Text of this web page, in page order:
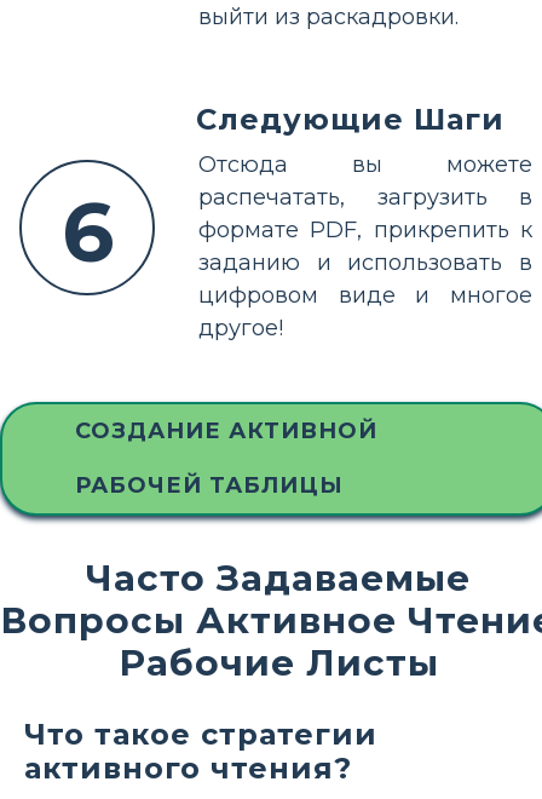
выйти из раскадровки.
6
Следующие Шаги
Отсюда вы можете
распечатать, загрузить в
формате PDF, прикрепить к
заданию и использовать в
цифровом виде и многое
другое!
СОЗДАНИЕ АКТИВНОЙ
РАБОЧЕЙ ТАБЛИЦЫ
Часто Задаваемые
Вопросы Активное
Рабочие Листы
Что такое стратегии
активного чтения?